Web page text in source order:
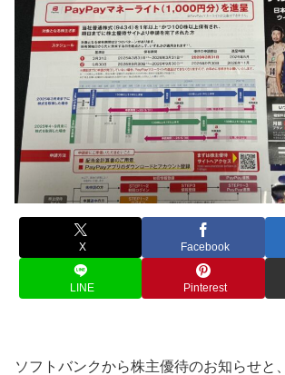
X Facebook
LINE Pinterest
ソフトバンクから株主優待のお知らせと